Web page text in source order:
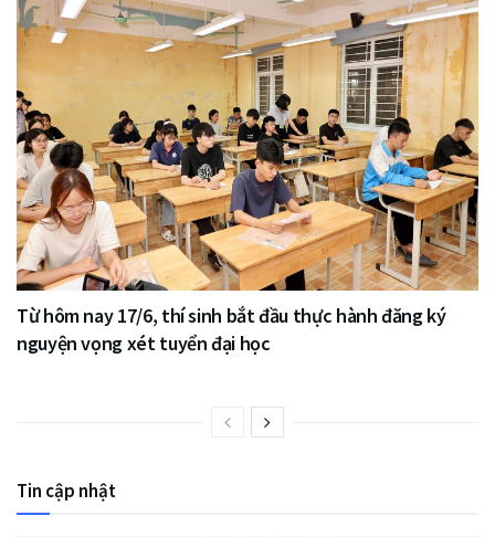
Từ hôm nay 17/6, thí sinh bắt đầu thực hành đăng ký
nguyện vọng xét tuyển đại học
Tin cập nhật